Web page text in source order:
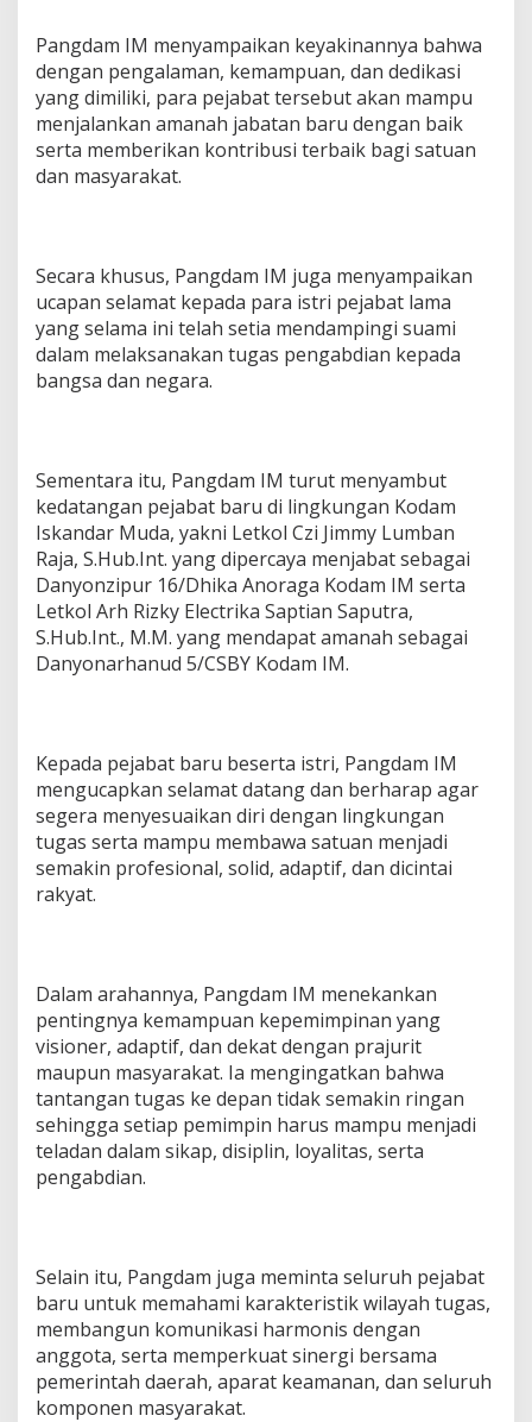
Pangdam IM menyampaikan keyakinannya bahwa
dengan pengalaman, kemampuan, dan dedikasi
yang dimiliki, para pejabat tersebut akan mampu
menjalankan amanah jabatan baru dengan baik
serta memberikan kontribusi terbaik bagi satuan
dan masyarakat.
Secara khusus, Pangdam IM juga menyampaikan
ucapan selamat kepada para istri pejabat lama
yang selama ini telah setia mendampingi suami
dalam melaksanakan tugas pengabdian kepada
bangsa dan negara.
Sementara itu, Pangdam IM turut menyambut
kedatangan pejabat baru di lingkungan Kodam
Iskandar Muda, yakni Letkol Czi Jimmy Lumban
Raja, S.Hub.Int. yang dipercaya menjabat sebagai
Danyonzipur 16/Dhika Anoraga Kodam IM serta
Letkol Arh Rizky Electrika Saptian Saputra,
S.Hub.Int., M.M. yang mendapat amanah sebagai
Danyonarhanud 5/CSBY Kodam IM.
Kepada pejabat baru beserta istri, Pangdam IM
mengucapkan selamat datang dan berharap agar
segera menyesuaikan diri dengan lingkungan
tugas serta mampu membawa satuan menjadi
semakin profesional, solid, adaptif, dan dicintai
rakyat.
Dalam arahannya, Pangdam IM menekankan
pentingnya kemampuan kepemimpinan yang
visioner, adaptif, dan dekat dengan prajurit
maupun masyarakat. Ia mengingatkan bahwa
tantangan tugas ke depan tidak semakin ringan
sehingga setiap pemimpin harus mampu menjadi
teladan dalam sikap, disiplin, loyalitas, serta
pengabdian.
Selain itu, Pangdam juga meminta seluruh pejabat
baru untuk memahami karakteristik wilayah tugas,
membangun komunikasi harmonis dengan
anggota, serta memperkuat sinergi bersama
pemerintah daerah, aparat keamanan, dan seluruh
komponen masyarakat.